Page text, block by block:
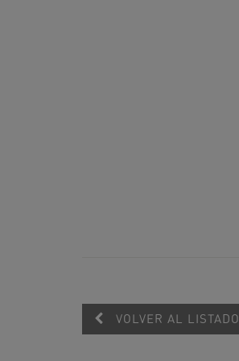
VOLVER AL LISTADO